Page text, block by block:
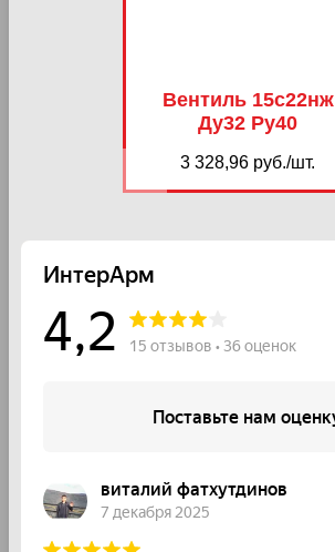
Вентиль 15с22нж
Ду32 Ру40
3 328,96 руб./шт.